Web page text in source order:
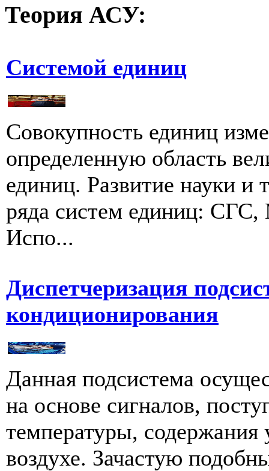
Теория АСУ:
Системой единиц
Совокупность единиц
определенную область
единиц. Развитие науки и
ряда систем единиц:
Испо...
Диспетчеризация
кондиционирования
Данная подсистема
на основе сигналов,
температуры, содержания
воздухе. Зачастую